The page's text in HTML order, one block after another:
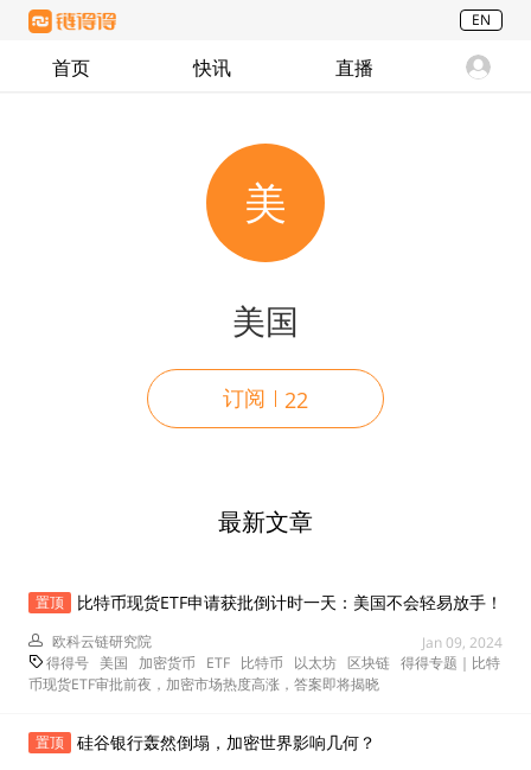
EN
首页 快讯 直播
美
美国
订阅 22
最新文章
置顶 比特币现货ETF申请获批倒计时一天：美国不会轻易放手！
欧科云链研究院
Jan 09, 2024
得得号 美国 加密货币 ETF 比特币 以太坊 区块链 得得专题｜比特
币现货ETF审批前夜，加密市场热度高涨，答案即将揭晓
置顶 硅谷银行轰然倒塌，加密世界影响几何？